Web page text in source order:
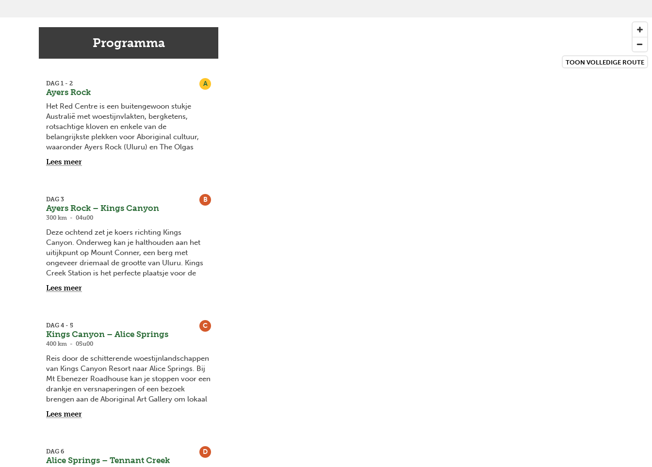
TOON VOLLEDIGE ROUTE
Programma
A
DAG 1 - 2
Ayers Rock
Het Red Centre is een buitengewoon stukje
Australië met woestijnvlakten, bergketens,
rotsachtige kloven en enkele van de
belangrijkste plekken voor Aboriginal cultuur,
waaronder Ayers Rock (Uluru) en The Olgas
(Kata Tjuta). Dineren onder de sterrenhemel en
luisteren naar de geluiden van de didgeridoo zijn
bij zonsopgang nabij Uluru, waar je het 12
kilometer lange pad aan de voet van de monoliet
bewandelt en de cultuur, geologie en essentie
van dit natuurwonder kan omarmen. De 36
afgeronde koepels van Kata Tjuta liggen op
slechts 50 kilometer van Uluru en zijn net zo
indrukwekkend. Volg één van de vele
wandelroutes of sluit aan bij een begeleid
Lees meer
B
DAG 3
Ayers Rock – Kings Canyon
300 km - 04u00
Deze ochtend zet je koers richting Kings
Canyon. Onderweg kan je halthouden aan het
uitijkpunt op Mount Conner, een berg met
ongeveer driemaal de grootte van Uluru. Kings
Creek Station is het perfecte plaatsje voor de
lunch alvorens je doorrijdt naar je
eindbestemming. Bij Kings Canyon kan je de
halverwege de kloofrand kan je afdalen naar de
‘Garden of Eden’, een plekje met waterpoelen en
groene begroeiing.
Overnachting: Discovery Kings Canyon Resort •
Standaard kamer
Lees meer
C
DAG 4 - 5
Kings Canyon – Alice Springs
400 km - 05u00
Reis door de schitterende woestijnlandschappen
van Kings Canyon Resort naar Alice Springs. Bij
Mt Ebenezer Roadhouse kan je stoppen voor een
drankje en versnaperingen of een bezoek
brengen aan de Aboriginal Art Gallery om lokaal
gemaakte ambachtelijke voorwerpen te
bewonderen. Ga verder via de Stuart Highway
stadje in het hart van het Red Centre ligt in de
nabijheid van enkele magnifieke
Lees meer
D
DAG 6
Alice Springs – Tennant Creek
Next